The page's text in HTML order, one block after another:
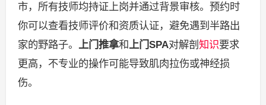
市，所有技师均持证上岗并通过背景审核。预约时
你可以查看技师评价和资质认证，避免遇到半路出
家的野路子。 上门推拿和上门SPA对解剖 知识要求
更高，不专业的操作可能导致肌肉拉伤或神经损
伤。